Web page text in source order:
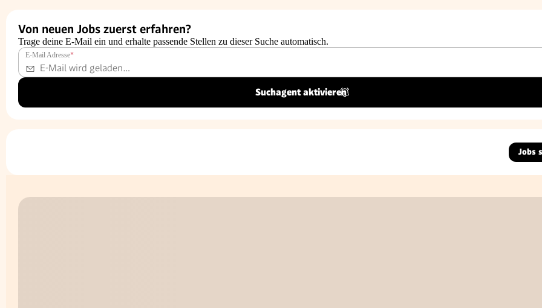
Von neuen Jobs zuerst erfahren?
Trage deine E-Mail ein und erhalte passende Stellen zu dieser Suche automatisch.
E-Mail Adresse*
Suchagent aktivieren
Jobs